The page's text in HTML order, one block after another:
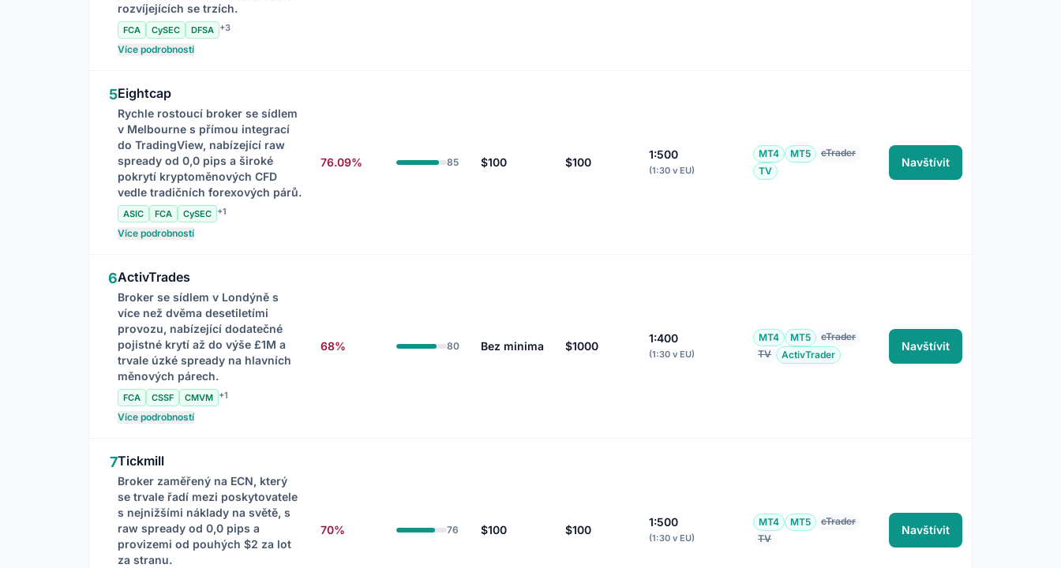
rozvíjejících se trzích.
FCA CySEC DFSA +3
Více podrobností
5Eightcap
Rychle rostoucí broker se sídlem
v Melbourne s přímou integrací
do TradingView, nabízející raw
spready od 0,0 pips a široké
pokrytí kryptoměnových CFD
vedle tradičních forexových párů.
ASIC FCA CySEC +1
Více podrobností
76.09% 85 $100 $100
1:500
(1:30 v EU)
MT4 MT5
cTrader
TV
Navštívit
6ActivTrades
Broker se sídlem v Londýně s
více než dvěma desetiletími
provozu, nabízející dodatečné
pojistné krytí až do výše £1M a
trvale úzké spready na hlavních
měnových párech.
FCA CSSF CMVM +1
Více podrobností
68% 80 Bez minima $1000
1:400
(1:30 v EU)
MT4 MT5
cTrader
TV
ActivTrader
Navštívit
7Tickmill
Broker zaměřený na ECN, který
se trvale řadí mezi poskytovatele
s nejnižšími náklady na světě, s
raw spready od 0,0 pips a
provizemi od pouhých $2 za lot
za stranu.
70% 76 $100 $100
1:500
(1:30 v EU)
MT4 MT5
cTrader
TV
Navštívit